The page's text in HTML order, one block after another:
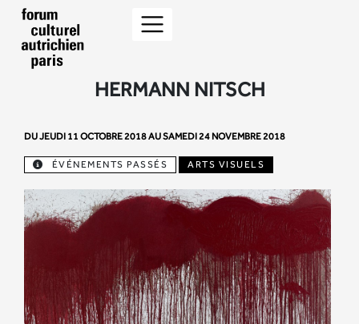
HERMANN NITSCH
DU JEUDI 11 OCTOBRE 2018 AU SAMEDI 24 NOVEMBRE 2018
ÉVÉNEMENTS PASSÉS ARTS VISUELS